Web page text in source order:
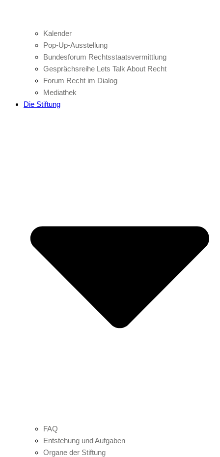
Kalender
Pop-Up-Ausstellung
Bundesforum Rechtsstaatsvermittlung
Gesprächsreihe Lets Talk About Recht
Forum Recht im Dialog
Mediathek
Die Stiftung
FAQ
Entstehung und Aufgaben
Organe der Stiftung